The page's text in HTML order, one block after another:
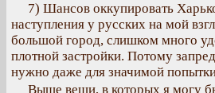
7) Шансов оккупировать
наступления у русских на мой
большой город, слишком много
плотной застройки. Потому
нужно даже для значимой
Выше вещи, в которых я могу